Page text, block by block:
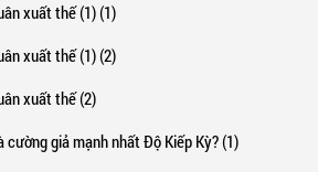
xuất thế (1) (1)
xuất thế (1) (2)
xuất thế (2)
cường giả mạnh nhất Độ Kiếp Kỳ? (1)